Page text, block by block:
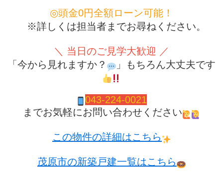
◎頭金0円全額ローン可能！
※詳しくは担当者までお尋ねください。
＼ 当日のご見学大歓迎 ／
「今から見れますか？
」もちろん大丈夫です
043-224-0021
までお気軽にお問い合わせください
この物件の詳細はこちら
茂原市の新築戸建一覧はこちら